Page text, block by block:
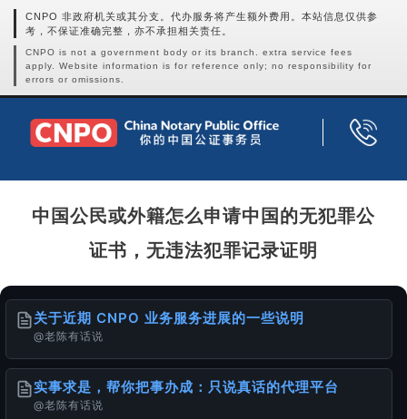
CNPO 非政府机关或其分支。代办服务将产生额外费用。本站信息仅供参
考，不保证准确完整，亦不承担相关责任。
CNPO is not a government body or its branch. extra service fees
apply. Website information is for reference only; no responsibility for
errors or omissions.
中国公民或外籍怎么申请中国的无犯罪公
证书，无违法犯罪记录证明
关于近期 CNPO 业务服务进展的一些说明
@老陈有话说
实事求是，帮你把事办成：只说真话的代理平台
@老陈有话说